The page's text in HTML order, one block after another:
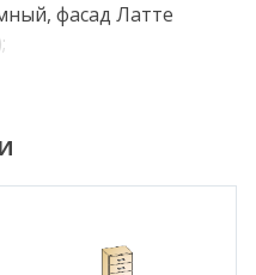
фасад Латте
фасад Белый
фасад Антрацит
Матовый